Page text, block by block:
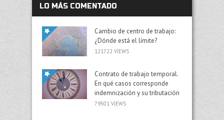
LO MÁS COMENTADO
Cambio de centro de trabajo:
¿Dónde está el límite?
121722 VIEWS
Contrato de trabajo temporal.
En qué casos corresponde
indemnización y su tributación
79501 VIEWS